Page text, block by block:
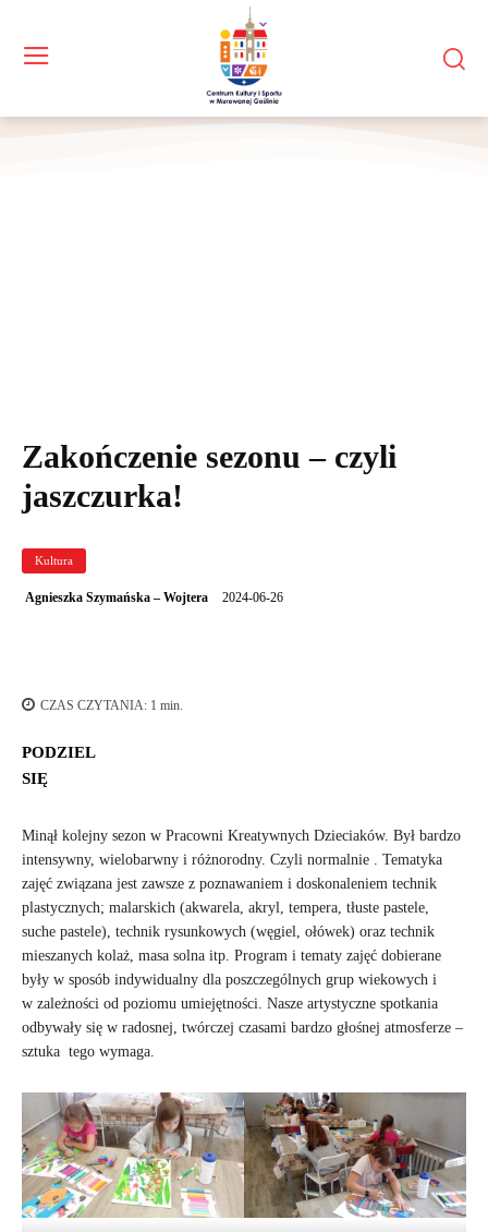
Zakończenie sezonu – czyli
jaszczurka!
Kultura
Agnieszka Szymańska – Wojtera 2024-06-26
CZAS CZYTANIA: 1 min.
PODZIEL
SIĘ
Minął kolejny sezon w Pracowni Kreatywnych Dzieciaków. Był bardzo
intensywny, wielobarwny i różnorodny. Czyli normalnie . Tematyka
zajęć związana jest zawsze z poznawaniem i doskonaleniem technik
plastycznych; malarskich (akwarela, akryl, tempera, tłuste pastele,
suche pastele), technik rysunkowych (węgiel, ołówek) oraz technik
mieszanych kolaż, masa solna itp. Program i tematy zajęć dobierane
były w sposób indywidualny dla poszczególnych grup wiekowych i
w zależności od poziomu umiejętności. Nasze artystyczne spotkania
odbywały się w radosnej, twórczej czasami bardzo głośnej atmosferze –
sztuka tego wymaga.